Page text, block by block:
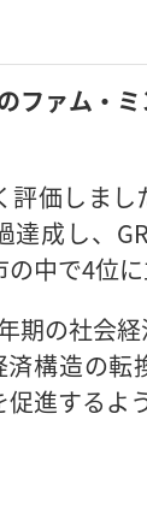
ァム・
価しま
成し、
中で4位に
期の社会
構造の転
進するよ